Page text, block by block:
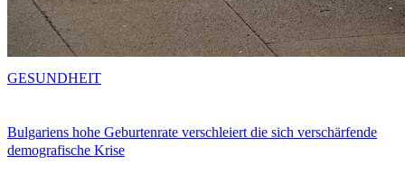
Bulgariens hohe Geburtenrate verschleiert die sich verschärfende
demografische Krise
GESUNDHEIT